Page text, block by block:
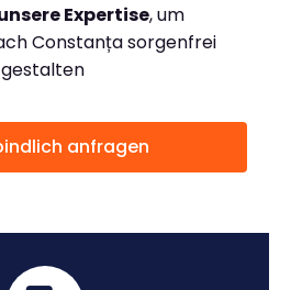
Expertise, um
Constanța sorgenfrei
gestalten
anfragen